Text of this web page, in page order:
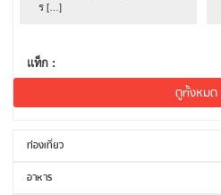
ร […]
แท็ก :
ดูทั้งหมด
ท่องเที่ยว
อาหาร